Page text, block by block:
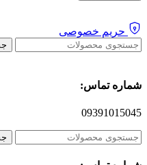
حریم خصوصی
شماره تماس:
09391015045